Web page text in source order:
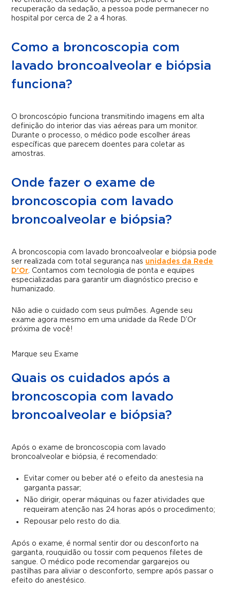
recuperação da sedação, a pessoa pode permanecer no
hospital por cerca de 2 a 4 horas.
Como a broncoscopia com
lavado broncoalveolar e biópsia
funciona?
O broncoscópio funciona transmitindo imagens em alta
definição do interior das vias aéreas para um monitor.
Durante o processo, o médico pode escolher áreas
específicas que parecem doentes para coletar as
amostras.
Onde fazer o exame de
broncoscopia com lavado
broncoalveolar e biópsia?
A broncoscopia com lavado broncoalveolar e biópsia pode
ser realizada com total segurança nas unidades da Rede
D’Or. Contamos com tecnologia de ponta e equipes
especializadas para garantir um diagnóstico preciso e
humanizado.
Não adie o cuidado com seus pulmões. Agende seu
exame agora mesmo em uma unidade da Rede D’Or
próxima de você!
Marque seu Exame
Quais os cuidados após a
broncoscopia com lavado
broncoalveolar e biópsia?
Após o exame de broncoscopia com lavado
broncoalveolar e biópsia, é recomendado:
Evitar comer ou beber até o efeito da anestesia na
garganta passar;
Não dirigir, operar máquinas ou fazer atividades que
requeiram atenção nas 24 horas após o procedimento;
Repousar pelo resto do dia.
Após o exame, é normal sentir dor ou desconforto na
garganta, rouquidão ou tossir com pequenos filetes de
sangue. O médico pode recomendar gargarejos ou
pastilhas para aliviar o desconforto, sempre após passar o
efeito do anestésico.